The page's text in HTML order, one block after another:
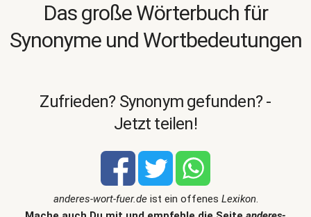
Das große Wörterbuch für
Synonyme und Wortbedeutungen
Zufrieden? Synonym gefunden? -
Jetzt teilen!
anderes-wort-fuer.deist ein offenes Lexikon.